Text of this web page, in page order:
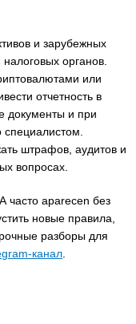
и зарубежных
органов.
или
отчетность в
документы и при
специалистом.
штрафов, аудитов и
вопросах.
aparecen без
новые правила,
разборы для
канал.